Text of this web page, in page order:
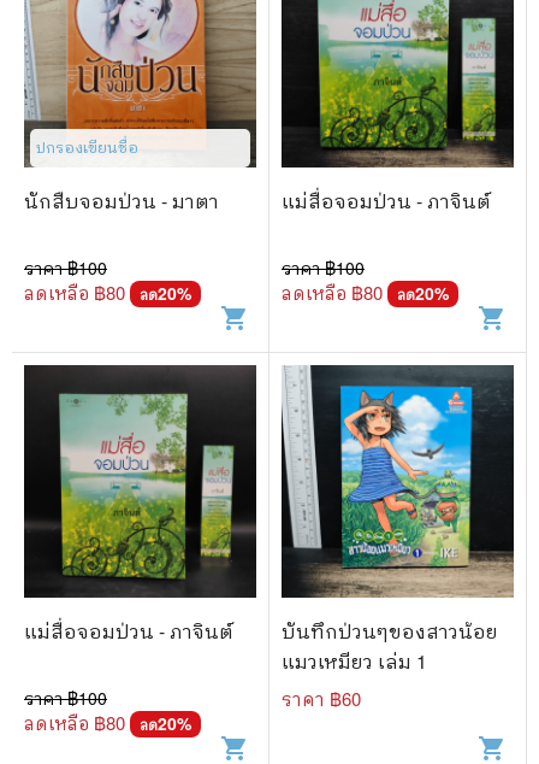
ปกรองเขียนชื่อ
นักสืบจอมป่วน - มาตา
ราคา ฿100
ลดเหลือ ฿80 ลด20%
shopping_cart
แม่สื่อจอมป่วน - ภาจินต์
ราคา ฿100
ลดเหลือ ฿80 ลด20%
shopping_cart
แม่สื่อจอมป่วน - ภาจินต์
ราคา ฿100
ลดเหลือ ฿80 ลด20%
shopping_cart
บันทึกป่วนๆของสาวน้อย
แมวเหมียว เล่ม 1
ราคา ฿60
shopping_cart